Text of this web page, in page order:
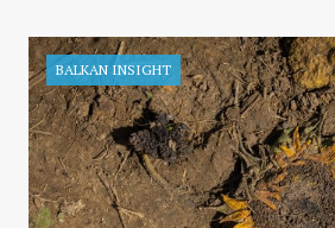
BALKAN INSIGHT